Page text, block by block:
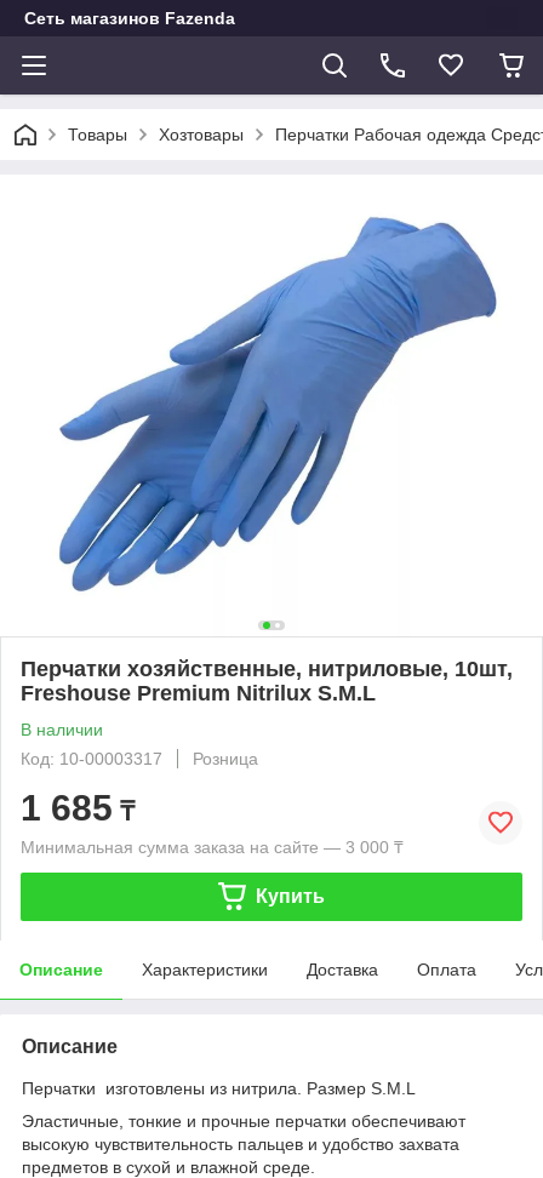
Сеть магазинов Fazenda
Товары Хозтовары Перчатки Рабочая одежда
Перчатки хозяйственные, нитриловые, 10шт,
Freshouse Premium Nitrilux S.M.L
В наличии
Код: 10-00003317
Розница
1 685 ₸
Минимальная сумма заказа на сайте — 3 000 ₸
Купить
Описание Характеристики Доставка Оплата
Описание
Перчатки изготовлены из нитрила. Размер S.M.L
Эластичные, тонкие и прочные перчатки обеспечивают
высокую чувствительность пальцев и удобство захвата
предметов в сухой и влажной среде.